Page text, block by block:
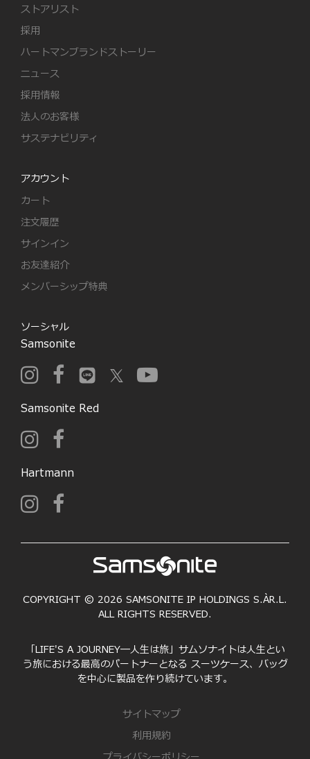
ストアリスト
採用
ハートマンブランドストーリー
ニュース
採用情報
法人のお客様
サステナビリティ
アカウント
カート
注文履歴
サインイン
お友達紹介
メンバーシップ特典
ソーシャル
Samsonite
Samsonite Red
Hartmann
COPYRIGHT © 2026 SAMSONITE IP HOLDINGS S.ÀR.L.
ALL RIGHTS RESERVED.
「LIFE'S A JOURNEY―人生は旅」サムソナイトは人生とい
う旅における最高のパートナーとなる スーツケース、バッグ
を中心に製品を作り続けています。
サイトマップ
利用規約